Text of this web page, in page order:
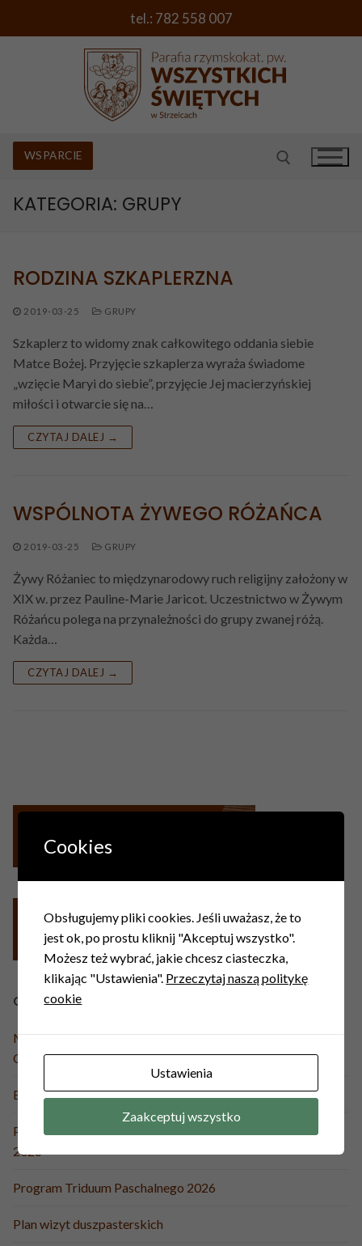
tel.: 782 558 007
WSPARCIE
Rys historyczny i kościoły
Wezwanie parafii i herb
Duszpasterz
Powołani z parafii
PORADNIK
Chrzest Święty
I Komunia Święta
Bierzmowanie
Namaszczenie chorych
MSZE ŚWIĘTE I SPOWIEDŹ
CIEKAWE PROPOZYCJE
PRZETARGI
KONTAKT
KATEGORIA: GRUPY
RODZINA SZKAPLERZNA
2019-03-25 GRUPY
Szkaplerz to widomy znak całkowitego oddania siebie
Matce Bożej. Przyjęcie szkaplerza wyraża świadome
„wzięcie Maryi do siebie”, przyjęcie Jej macierzyńskiej
miłości i otwarcie się na…
CZYTAJ DALEJ →
WSPÓLNOTA ŻYWEGO RÓŻAŃCA
2019-03-25 GRUPY
Żywy Różaniec to międzynarodowy ruch religijny założony w
XIX w. przez Pauline-Marie Jaricot. Uczestnictwo w Żywym
Różańcu polega na przynależności do grupy zwanej różą.
Każda…
CZYTAJ DALEJ →
OSTATNIE WPISY
Misje Święte przed Peregrynacją Obrazu Matki Bożej
Częstochowskiej 23-30.08 r.
Boże Ciało 2026
Pielgrzymka do Medjugorie i wypoczynek nad morzem IX
2026
Program Triduum Paschalnego 2026
Plan wizyt duszpasterskich
Cookies
Obsługujemy pliki cookies. Jeśli uważasz, że to
jest ok, po prostu kliknij "Akceptuj wszystko".
Możesz też wybrać, jakie chcesz ciasteczka,
klikając "Ustawienia". Przeczytaj naszą politykę
cookie
Ustawienia
Zaakceptuj wszystko